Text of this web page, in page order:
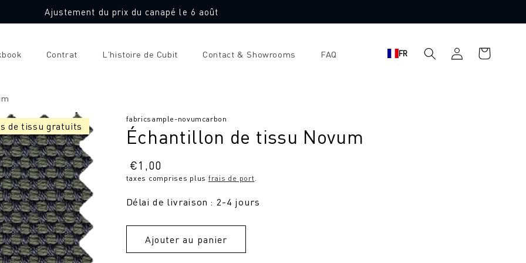
Ajustement du prix du canapé le 6 août
Contrat L'histoire de Cubit Contact & Showrooms FAQ FR
connecter
Panier
d'achat
de tissu gratuits
SKU
fabricsample-novumcarbon
Échantillon de tissu Novum
Prix
normal
€1,00
taxes comprises plus frais de port.
Délai de livraison : 2-4 jours
Ajouter au panier